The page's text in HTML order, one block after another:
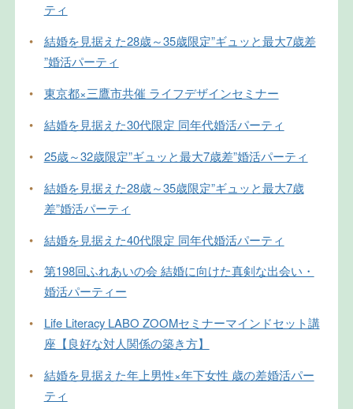
ティ
•
結婚を見据えた28歳～35歳限定”ギュッと最大7歳差
”婚活パーティ
•
東京都×三鷹市共催 ライフデザインセミナー
•
結婚を見据えた30代限定 同年代婚活パーティ
•
25歳～32歳限定”ギュッと最大7歳差”婚活パーティ
•
結婚を見据えた28歳～35歳限定”ギュッと最大7歳
差”婚活パーティ
•
結婚を見据えた40代限定 同年代婚活パーティ
•
第198回ふれあいの会 結婚に向けた真剣な出会い・
婚活パーティー
•
Life Literacy LABO ZOOMセミナーマインドセット講
座【良好な対人関係の築き方】
•
結婚を見据えた年上男性×年下女性 歳の差婚活パー
ティ